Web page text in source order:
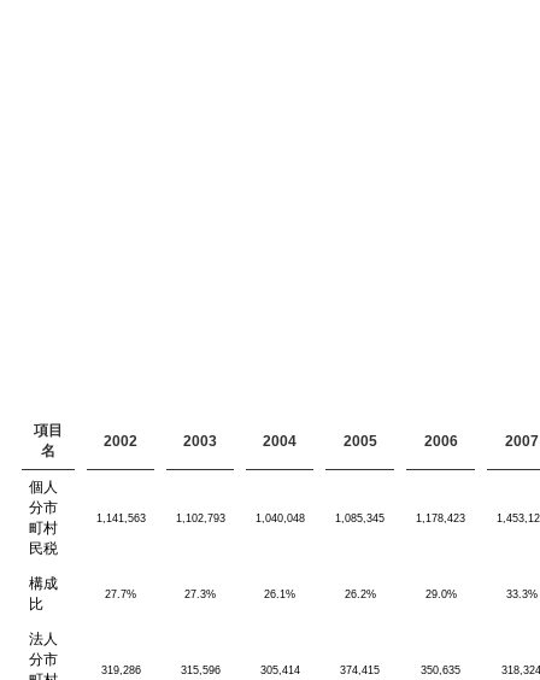
項目
名
2002 2003 2004 2005 2006 2007
個人
分市
町村
民税
1,141,563 1,102,793 1,040,048 1,085,345 1,178,423
構成
比
27.7% 27.3% 26.1% 26.2% 29.0% 33.3%
法人
分市
319,286 315,596 305,414 374,415 350,635 318,324